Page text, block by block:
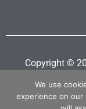
Copyright ©
We use
experience on